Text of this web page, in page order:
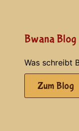
Bwana Blog
Was schreibt
Zum Blog